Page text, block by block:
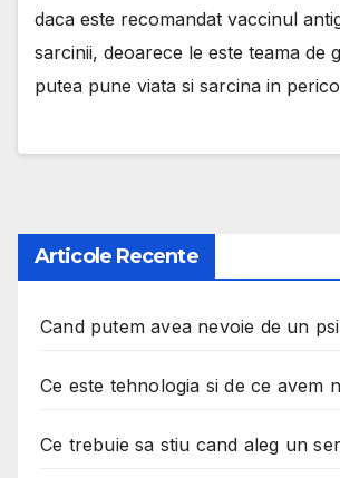
daca este recomandat vaccinul
sarcinii, deoarece le este teama de
putea pune viata si sarcina in
Articole Recente
Cand putem avea nevoie de un
Ce este tehnologia si de ce avem
Ce trebuie sa stiu cand aleg un